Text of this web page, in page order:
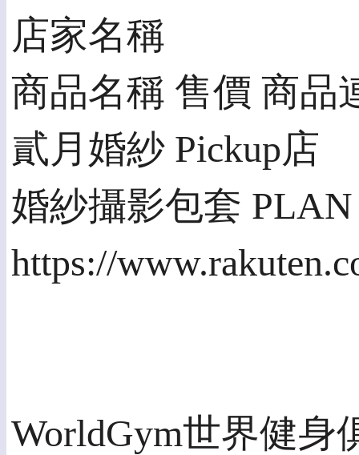
店家名稱
商品名稱 售價 商品
貳月婚紗 Pickup店
婚紗攝影包套 PLAN
https://
WorldGym世界健身